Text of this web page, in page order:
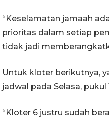
“Keselamatan jamaah
prioritas dalam setiap
tidak jadi
Untuk kloter berikutnya,
jadwal pada Selasa, pukul
“Kloter 6 justru sudah